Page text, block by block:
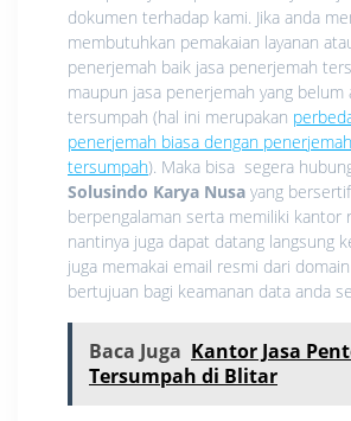
dokumen terhadap kami. Jika anda
membutuhkan pemakaian layanan
penerjemah baik jasa penerjemah
maupun jasa penerjemah yang belum
tersumpah (hal ini merupakan
penerjemah biasa dengan
tersumpah). Maka bisa segera
Solusindo Karya Nusa yang
berpengalaman serta memiliki kantor
nantinya juga dapat datang langsung
juga memakai email resmi dari
bertujuan bagi keamanan data anda
Baca Juga Kantor Jasa
Tersumpah di Blitar